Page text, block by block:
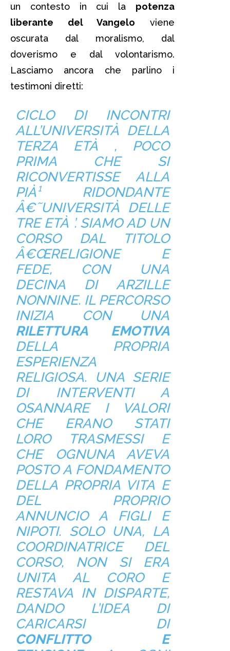
un contesto in cui la potenza
liberante del Vangelo viene
oscurata dal moralismo, dal
doverismo e dal volontarismo.
Lasciamo ancora che parlino i
testimoni diretti:
CICLO DI INCONTRI
ALL’UNIVERSITÀ DELLA
TERZA ETÀ , POCO
PRIMA CHE SI
RICONVERTISSE ALLA
PIÀ¹ RIDONDANTE
Â€˜UNIVERSITÀ DELLE
TRE ETÀ ’. SIAMO AD UN
CORSO DAL TITOLO
Â€ŒRELIGIONE E
FEDE, CON UNA
DECINA DI ARZILLE
NONNINE. IL PERCORSO
INIZIA CON UNA
RILETTURA EMOTIVA
DELLA PROPRIA
ESPERIENZA
RELIGIOSA. UNA SERIE
DI INTERVENTI A
OSANNARE I VALORI
CHE ERANO STATI
LORO TRASMESSI E
CHE OGNUNA AVEVA
POSTO A FONDAMENTO
DELLA PROPRIA VITA E
DEL PROPRIO
ANNUNCIO A FIGLI E
NIPOTI. SOLO UNA, LA
COORDINATRICE DEL
CORSO, NON SI ERA
UNITA AL CORO E
RESTAVA IN DISPARTE,
DANDO L’IDEA DI
CARICARSI DI
CONFLITTO E